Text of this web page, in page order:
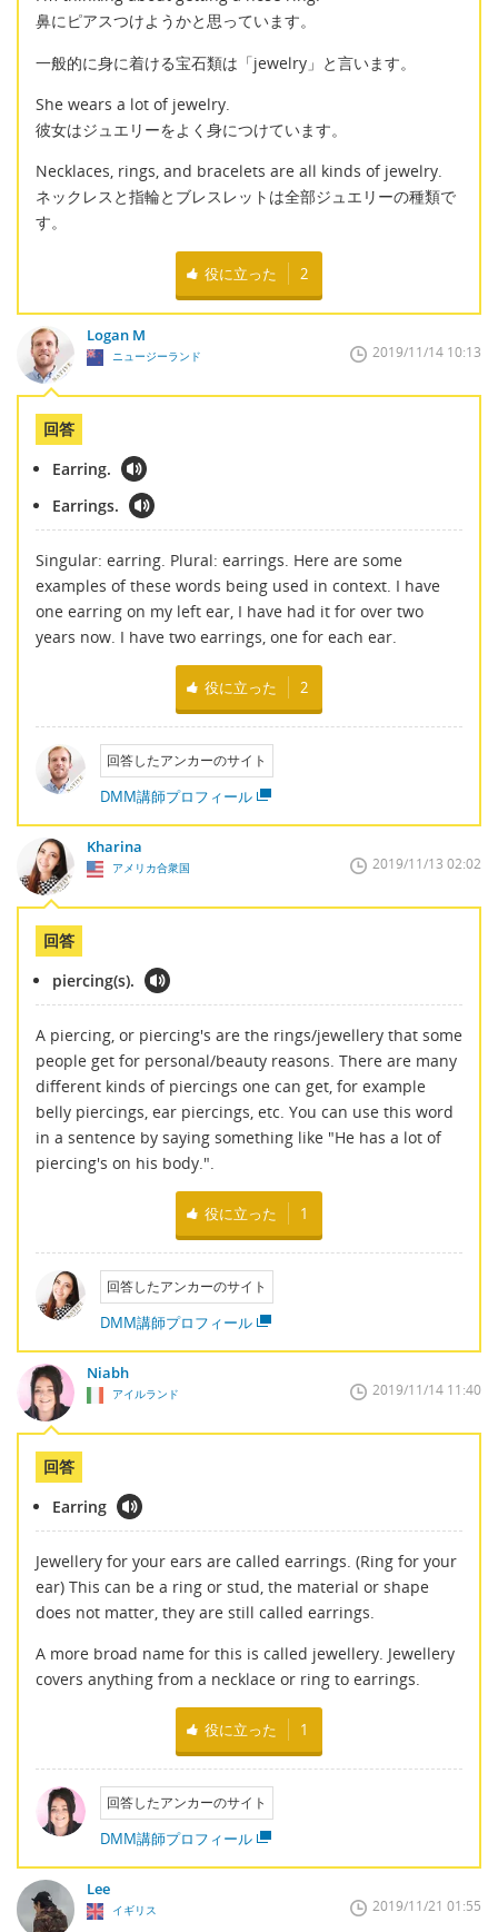
鼻にピアスつけようかと思っています。
一般的に身に着ける宝石類は「jewelry」と言います。
She wears a lot of jewelry.
彼女はジュエリーをよく身につけています。
Necklaces, rings, and bracelets are all kinds of jewelry.
ネックレスと指輪とブレスレットは全部ジュエリーの種類で
す。
役に立った 2
Logan M
ニュージーランド 2019/11/14 10:13
回答
Earring.
Earrings.
Singular: earring. Plural: earrings. Here are some
examples of these words being used in context. I have
one earring on my left ear, I have had it for over two
years now. I have two earrings, one for each ear.
役に立った 2
回答したアンカーのサイト
DMM講師プロフィール
Kharina
アメリカ合衆国 2019/11/13 02:02
回答
piercing(s).
A piercing, or piercing's are the rings/jewellery that some
people get for personal/beauty reasons. There are many
different kinds of piercings one can get, for example
belly piercings, ear piercings, etc. You can use this word
in a sentence by saying something like "He has a lot of
piercing's on his body.".
役に立った 1
回答したアンカーのサイト
DMM講師プロフィール
Niabh
アイルランド 2019/11/14 11:40
回答
Earring
Jewellery for your ears are called earrings. (Ring for your
ear) This can be a ring or stud, the material or shape
does not matter, they are still called earrings.
A more broad name for this is called jewellery. Jewellery
covers anything from a necklace or ring to earrings.
役に立った 1
回答したアンカーのサイト
DMM講師プロフィール
Lee
イギリス 2019/11/21 01:55